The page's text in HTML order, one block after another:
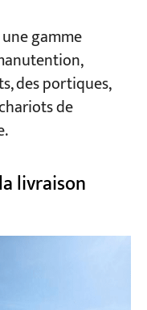
une gamme
des portiques,
de
livraison